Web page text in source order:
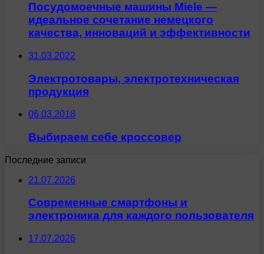
Посудомоечные машины Miele —
идеальное сочетание немецкого
качества, инноваций и эффективности
31.03.2022
Электротовары, электротехническая
продукция
06.03.2018
Выбираем себе кроссовер
Последние записи
21.07.2026
Современные смартфоны и
электроника для каждого пользователя
17.07.2026